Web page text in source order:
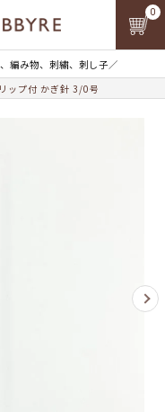
編み物、刺繍、刺し子／
0
ップ付 かぎ針 3/0号